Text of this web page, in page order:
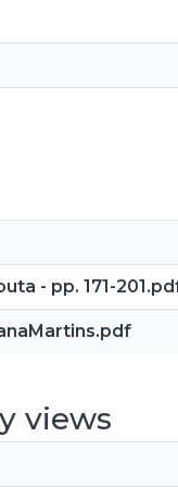
- pp. 171-
views